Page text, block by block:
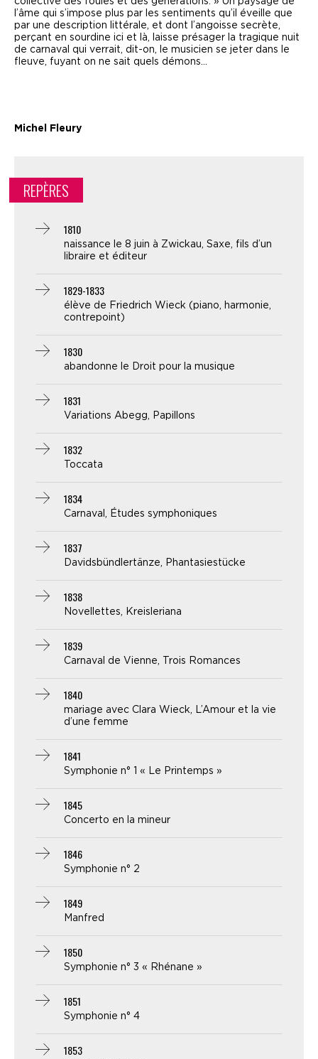
l’âme qui s’impose plus par les sentiments qu’il éveille que
par une description littérale, et dont l’angoisse secrète,
perçant en sourdine ici et là, laisse présager la tragique nuit
de carnaval qui verrait, dit-on, le musicien se jeter dans le
fleuve, fuyant on ne sait quels démons…
Michel Fleury
REPÈRES
1810
naissance le 8 juin à Zwickau, Saxe, fils d’un
libraire et éditeur
1829-1833
élève de Friedrich Wieck (piano, harmonie,
contrepoint)
1830
abandonne le Droit pour la musique
1831
Variations Abegg, Papillons
1832
Toccata
1834
Carnaval, Études symphoniques
1837
Davidsbündlertänze, Phantasiestücke
1838
Novellettes, Kreisleriana
1839
Carnaval de Vienne, Trois Romances
1840
mariage avec Clara Wieck, L’Amour et la vie
d’une femme
1841
Symphonie n° 1 « Le Printemps »
1845
Concerto en la mineur
1846
Symphonie n° 2
1849
Manfred
1850
Symphonie n° 3 « Rhénane »
1851
Symphonie n° 4
1853